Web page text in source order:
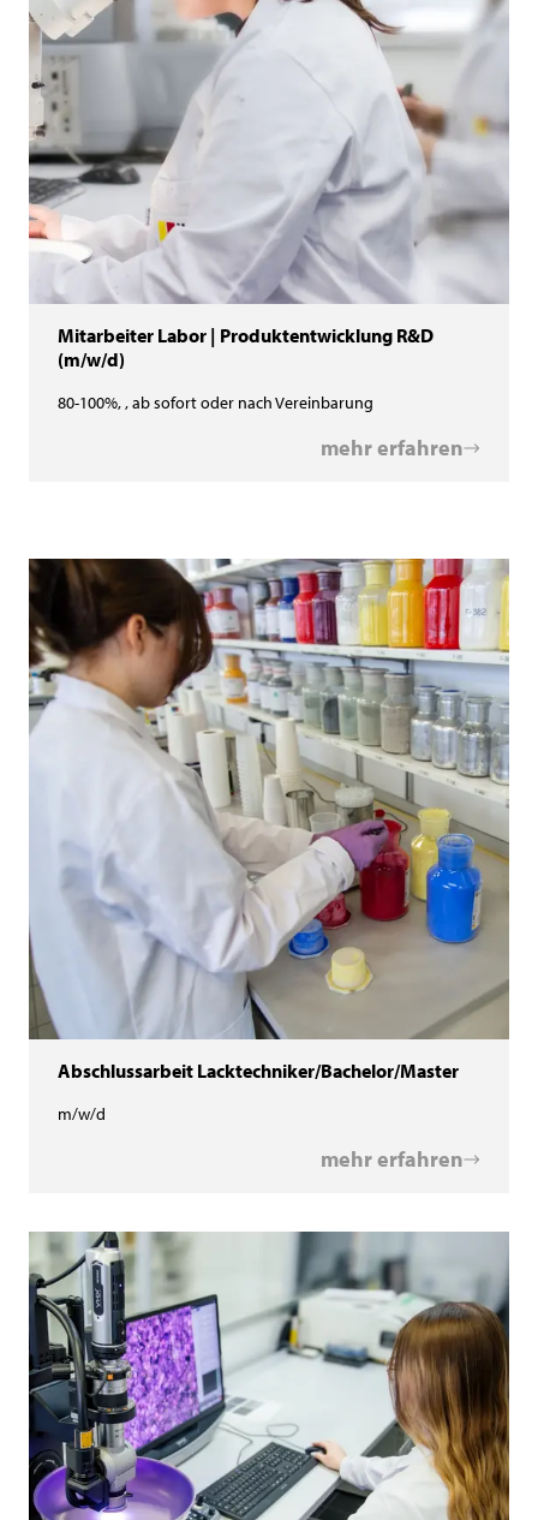
Mitarbeiter Labor | Produktentwicklung R&D
(m/w/d)
80-100%, , ab sofort oder nach Vereinbarung
mehr erfahren
Abschlussarbeit Lacktechniker/Bachelor/Master
m/w/d
mehr erfahren